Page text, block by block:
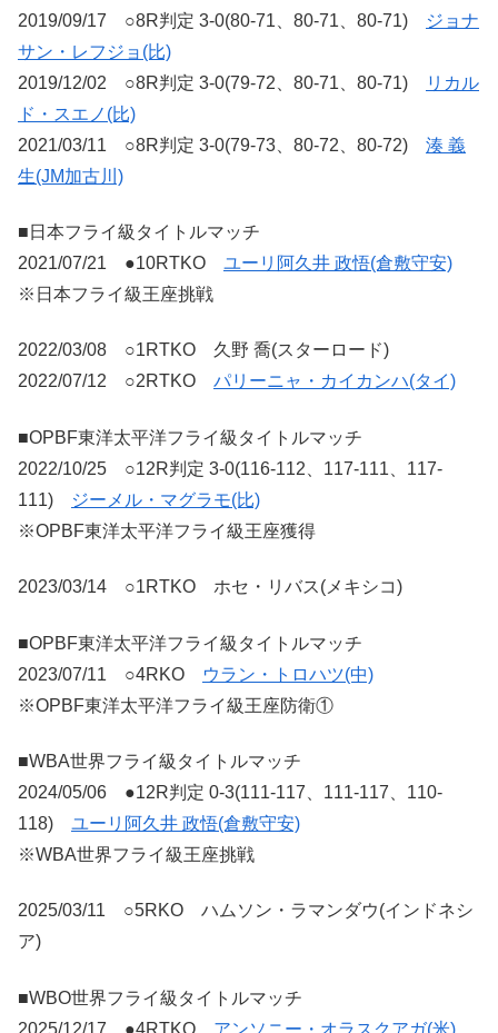
2019/09/17 ○8R判定 3-0(80-71、80-71、80-71)
ジョナ
サン・レフジョ(比)
2019/12/02 ○8R判定 3-0(79-72、80-71、80-71)
リカル
ド・スエノ(比)
2021/03/11 ○8R判定 3-0(79-73、80-72、80-72) 湊 義
生(JM加古川)
■日本フライ級タイトルマッチ
2021/07/21 ●10RTKO ユーリ阿久井 政悟(倉敷守安)
※日本フライ級王座挑戦
2022/03/08 ○1RTKO 久野 喬(スターロード)
2022/07/12 ○2RTKO パリーニャ・カイカンハ(タイ)
■OPBF東洋太平洋フライ級タイトルマッチ
2022/10/25 ○12R判定 3-0(116-112、117-111、117-
111)
ジーメル・マグラモ(比)
※OPBF東洋太平洋フライ級王座獲得
2023/03/14 ○1RTKO ホセ・リバス(メキシコ)
■OPBF東洋太平洋フライ級タイトルマッチ
2023/07/11 ○4RKO
ウラン・トロハツ(中)
※OPBF東洋太平洋フライ級王座防衛①
■WBA世界フライ級タイトルマッチ
2024/05/06 ●12R判定 0-3(111-117、111-117、110-
118) ユーリ阿久井 政悟(倉敷守安)
※WBA世界フライ級王座挑戦
2025/03/11 ○5RKO ハムソン・ラマンダウ(インドネシ
ア)
■WBO世界フライ級タイトルマッチ
2025/12/17 ●4RTKO アンソニー・オラスクアガ(米)